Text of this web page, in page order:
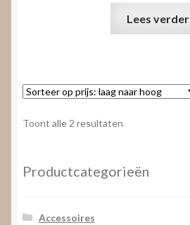
Lees verder
Toont alle 2 resultaten
laag
Productcategorieën
Accessoires